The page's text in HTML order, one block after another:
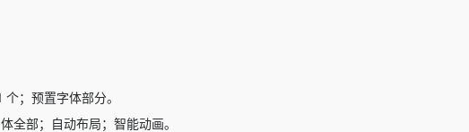
；预置字体部分。
全部；自动布局；智能动画。